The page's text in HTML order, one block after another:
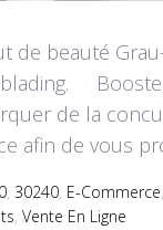
de beauté
Booster
de la
afin de vous
, 30240, E-Commerce,
, Vente En Ligne